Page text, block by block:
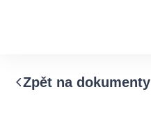
Zpět na dokumenty